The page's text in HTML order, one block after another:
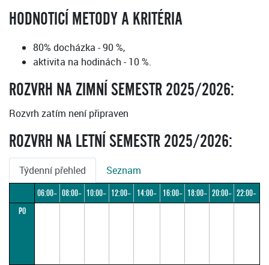
HODNOTICÍ METODY A KRITÉRIA
80% docházka - 90 %,
aktivita na hodinách - 10 %.
ROZVRH NA ZIMNÍ SEMESTR 2025/2026:
Rozvrh zatím není připraven
ROZVRH NA LETNÍ SEMESTR 2025/2026:
Týdenní přehled Seznam
06:00– 08:00– 10:00– 12:00–
14:00–
16:00– 18:00– 20:00– 22:00–
PO